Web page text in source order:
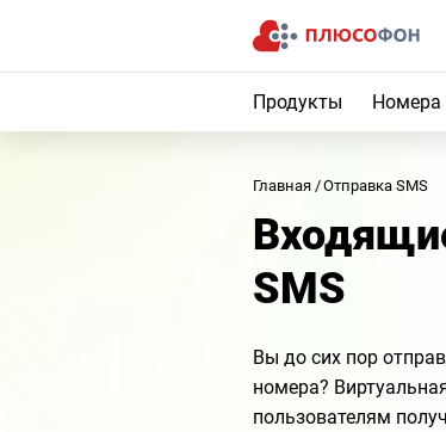
Продукты Номера
Главная Отправка SMS
SMS
Вы до сих пор
номера?
пользователям